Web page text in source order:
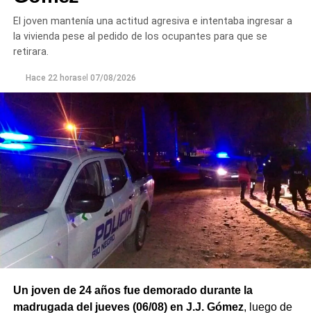
El joven mantenía una actitud agresiva e intentaba ingresar a
la vivienda pese al pedido de los ocupantes para que se
retirara.
Hace 22 horasel 07/08/2026
Un joven de 24 años fue demorado durante la
madrugada del jueves (06/08) en J.J. Gómez, luego de